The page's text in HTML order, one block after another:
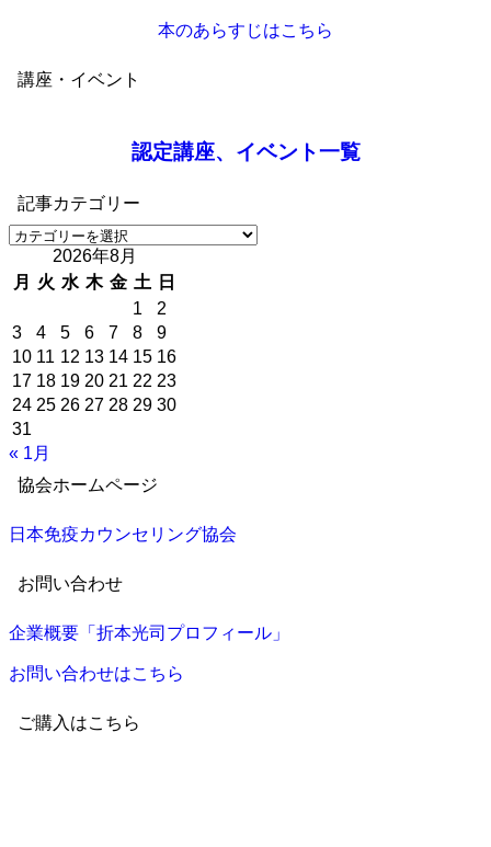
本のあらすじはこちら
講座・イベント
認定講座、イベント一覧
記事カテゴリー
記
カ
ゴ
リ
ー
2026年8月
月
火 水 木 金 土
日
1
2
3
4 5 6 7 8
9
10 11 12 13 14 15 16
17 18 19 20 21 22 23
24 25 26 27 28 29 30
31
« 1月
協会ホームページ
日本免疫カウンセリング協会
お問い合わせ
企業概要「折本光司プロフィール」
お問い合わせはこちら
ご購入はこちら